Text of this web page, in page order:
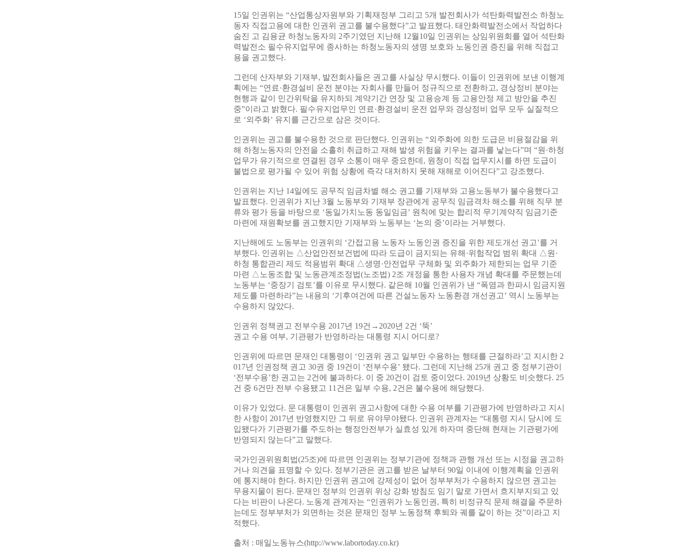
15일 인권위는 “산업통상자원부와 기획재정부 그리고 5개 발전회사가 석탄화력발전소 하청노
동자 직접고용에 대한 인권위 권고를 불수용했다”고 발표했다. 태안화력발전소에서 작업하다
숨진 고 김용균 하청노동자의 2주기였던 지난해 12월10일 인권위는 상임위원회를 열어 석탄화
력발전소 필수유지업무에 종사하는 하청노동자의 생명 보호와 노동인권 증진을 위해 직접고
용을 권고했다.
그런데 산자부와 기재부, 발전회사들은 권고를 사실상 무시했다. 이들이 인권위에 보낸 이행계
획에는 “연료·환경설비 운전 분야는 자회사를 만들어 정규직으로 전환하고, 경상정비 분야는
현행과 같이 민간위탁을 유지하되 계약기간 연장 및 고용승계 등 고용안정 제고 방안을 추진
중”이라고 밝혔다. 필수유지업무인 연료·환경설비 운전 업무와 경상정비 업무 모두 실질적으
로 ‘외주화’ 유지를 근간으로 삼은 것이다.
인권위는 권고를 불수용한 것으로 판단했다. 인권위는 “외주화에 의한 도급은 비용절감을 위
해 하청노동자의 안전을 소홀히 취급하고 재해 발생 위험을 키우는 결과를 낳는다”며 “원·하청
업무가 유기적으로 연결된 경우 소통이 매우 중요한데, 원청이 직접 업무지시를 하면 도급이
불법으로 평가될 수 있어 위험 상황에 즉각 대처하지 못해 재해로 이어진다”고 강조했다.
인권위는 지난 14일에도 공무직 임금차별 해소 권고를 기재부와 고용노동부가 불수용했다고
발표했다. 인권위가 지난 3월 노동부와 기재부 장관에게 공무직 임금격차 해소를 위해 직무 분
류와 평가 등을 바탕으로 ‘동일가치노동 동일임금’ 원칙에 맞는 합리적 무기계약직 임금기준
마련에 재원확보를 권고했지만 기재부와 노동부는 ‘논의 중’이라는 거부했다.
지난해에도 노동부는 인권위의 ‘간접고용 노동자 노동인권 증진을 위한 제도개선 권고’를 거
부했다. 인권위는 △산업안전보건법에 따라 도급이 금지되는 유해·위험작업 범위 확대 △원·
하청 통합관리 제도 적용범위 확대 △생명·안전업무 구체화 및 외주화가 제한되는 업무 기준
마련 △노동조합 및 노동관계조정법(노조법) 2조 개정을 통한 사용자 개념 확대를 주문했는데
노동부는 ‘중장기 검토’를 이유로 무시했다. 같은해 10월 인권위가 낸 “폭염과 한파시 임금지원
제도를 마련하라”는 내용의 ‘기후여건에 따른 건설노동자 노동환경 개선권고’ 역시 노동부는
수용하지 않았다.
인권위 정책권고 전부수용 2017년 19건→2020년 2건 ‘뚝’
권고 수용 여부, 기관평가 반영하라는 대통령 지시 어디로?
인권위에 따르면 문재인 대통령이 ‘인권위 권고 일부만 수용하는 행태를 근절하라’고 지시한 2
017년 인권정책 권고 30권 중 19건이 ‘전부수용’ 됐다. 그런데 지난해 25개 권고 중 정부기관이
‘전부수용’한 권고는 2건에 불과하다. 이 중 20건이 검토 중이었다. 2019년 상황도 비슷했다. 25
건 중 6건만 전부 수용됐고 11건은 일부 수용, 2건은 불수용에 해당했다.
이유가 있었다. 문 대통령이 인권위 권고사항에 대한 수용 여부를 기관평가에 반영하라고 지시
한 사항이 2017년 반영했지만 그 뒤로 유야무야됐다. 인권위 관계자는 “대통령 지시 당시에 도
입됐다가 기관평가를 주도하는 행정안전부가 실효성 있게 하자며 중단해 현재는 기관평가에
반영되지 않는다”고 말했다.
국가인권위원회법(25조)에 따르면 인권위는 정부기관에 정책과 관행 개선 또는 시정을 권고하
거나 의견을 표명할 수 있다. 정부기관은 권고를 받은 날부터 90일 이내에 이행계획을 인권위
에 통지해야 한다. 하지만 인권위 권고에 강제성이 없어 정부부처가 수용하지 않으면 권고는
무용지물이 된다. 문재인 정부의 인권위 위상 강화 방침도 임기 말로 가면서 흐지부지되고 있
다는 비판이 나온다. 노동계 관계자는 “인권위가 노동인권, 특히 비정규직 문제 해결을 주문하
는데도 정부부처가 외면하는 것은 문재인 정부 노동정책 후퇴와 궤를 같이 하는 것”이라고 지
적했다.
출처 : 매일노동뉴스(http://www.labortoday.co.kr)